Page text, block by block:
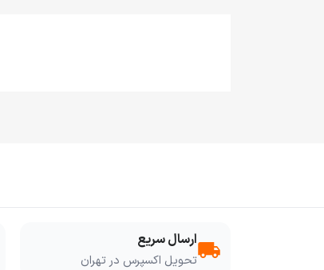
local_shippingارسال سریع
تحویل اکسپرس در تهران